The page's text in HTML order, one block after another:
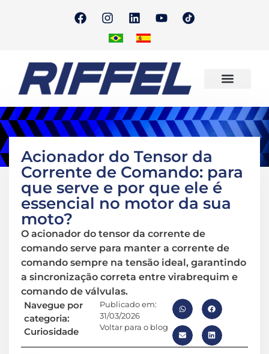
Acionador do Tensor da
Corrente de Comando: para
que serve e por que ele é
essencial no motor da sua
moto?
O acionador do tensor da corrente de
comando serve para manter a corrente de
comando sempre na tensão ideal, garantindo
a sincronização correta entre virabrequim e
comando de válvulas.
Navegue por
categoria:
Curiosidade
Publicado em:
31/03/2026
Voltar para o blog